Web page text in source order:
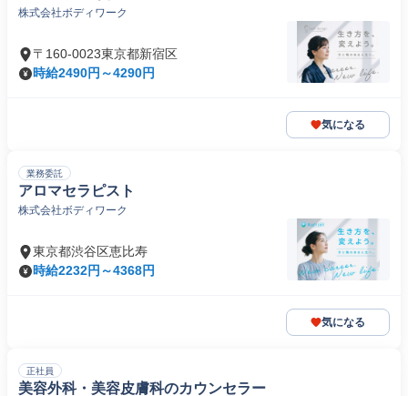
株式会社ボディワーク
〒160-0023東京都新宿区
時給2490円～4290円
気になる
業務委託
アロマセラピスト
株式会社ボディワーク
東京都渋谷区恵比寿
時給2232円～4368円
気になる
正社員
美容外科・美容皮膚科のカウンセラー